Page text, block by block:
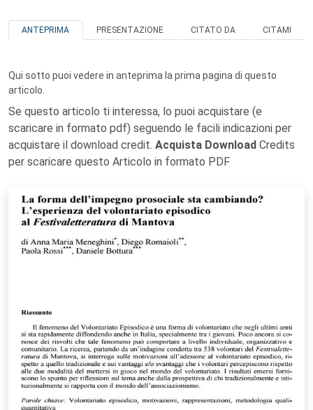
ANTEPRIMA PRESENTAZIONE CITATO DA CITAMI
Qui sotto puoi vedere in anteprima la prima pagina di questo
articolo.
Se questo articolo ti interessa, lo puoi acquistare (e
scaricare in formato pdf) seguendo le facili indicazioni per
acquistare il download credit. Acquista Download Credits
per scaricare questo Articolo in formato PDF